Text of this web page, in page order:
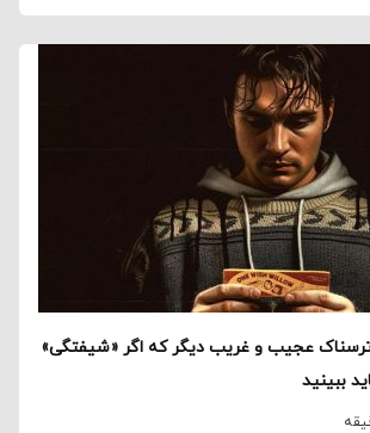
و ترسناک عجیب و غریب دیگر که اگر «شیفتگی»
ببینید